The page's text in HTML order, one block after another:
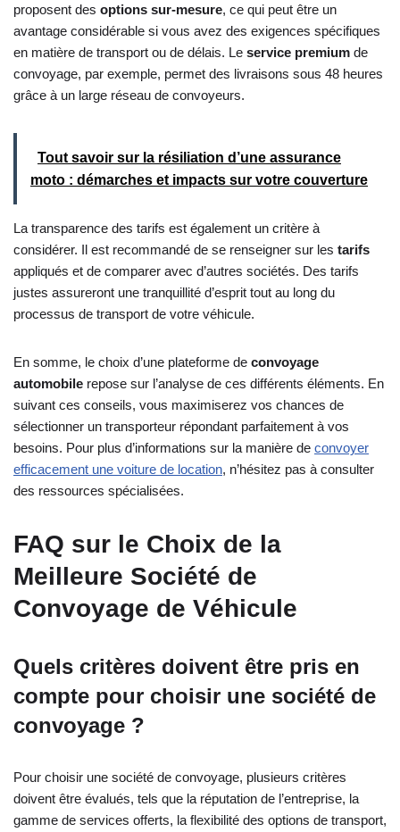
proposent des options sur-mesure, ce qui peut être un
avantage considérable si vous avez des exigences spécifiques
en matière de transport ou de délais. Le service premium de
convoyage, par exemple, permet des livraisons sous 48 heures
grâce à un large réseau de convoyeurs.
Tout savoir sur la résiliation d’une assurance
moto : démarches et impacts sur votre couverture
La transparence des tarifs est également un critère à
considérer. Il est recommandé de se renseigner sur les tarifs
appliqués et de comparer avec d’autres sociétés. Des tarifs
justes assureront une tranquillité d’esprit tout au long du
processus de transport de votre véhicule.
En somme, le choix d’une plateforme de convoyage
automobile repose sur l’analyse de ces différents éléments. En
suivant ces conseils, vous maximiserez vos chances de
sélectionner un transporteur répondant parfaitement à vos
besoins. Pour plus d’informations sur la manière de convoyer
efficacement une voiture de location, n’hésitez pas à consulter
des ressources spécialisées.
FAQ sur le Choix de la
Meilleure Société de
Convoyage de Véhicule
Quels critères doivent être pris en
compte pour choisir une société de
convoyage ?
Pour choisir une société de convoyage, plusieurs critères
doivent être évalués, tels que la réputation de l’entreprise, la
gamme de services offerts, la flexibilité des options de transport,